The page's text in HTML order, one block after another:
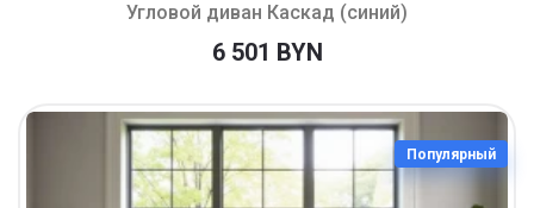
Угловой диван Каскад (синий)
6 501 BYN
Популярный